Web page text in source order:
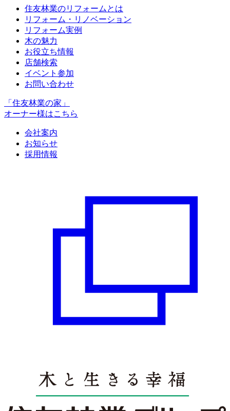
住友林業のリフォームとは
リフォーム・リノベーション
リフォーム実例
木の魅力
お役立ち情報
店舗検索
イベント参加
お問い合わせ
「住友林業の家」
オーナー様はこちら
会社案内
お知らせ
採用情報